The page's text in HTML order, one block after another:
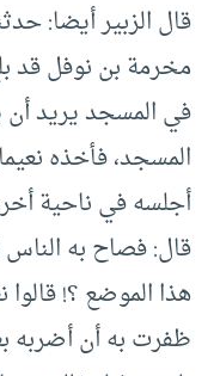
قال الزبير أيضا:
مخرمة بن نوفل قد
في المسجد يريد أن
المسجد، فأخذه
أجلسه في ناحية
قال: فصاح به
هذا الموضع ؟! قالوا
ظفرت به أن أضربه